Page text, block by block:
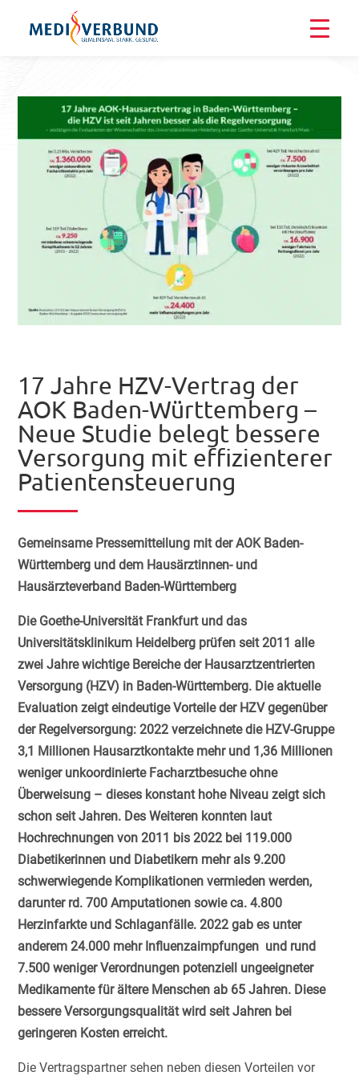
17 Jahre HZV-Vertrag der
AOK Baden-Württemberg –
Neue Studie belegt bessere
Versorgung mit effizienterer
Patientensteuerung
Gemeinsame Pressemitteilung mit der AOK Baden-
Württemberg und dem Hausärztinnen- und
Hausärzteverband Baden-Württemberg
Die Goethe-Universität Frankfurt und das
Universitätsklinikum Heidelberg prüfen seit 2011 alle
zwei Jahre wichtige Bereiche der Hausarztzentrierten
Versorgung (HZV) in Baden-Württemberg. Die aktuelle
Evaluation zeigt eindeutige Vorteile der HZV gegenüber
der Regelversorgung: 2022 verzeichnete die HZV-Gruppe
3,1 Millionen Hausarztkontakte mehr und 1,36 Millionen
weniger unkoordinierte Facharztbesuche ohne
Überweisung – dieses konstant hohe Niveau zeigt sich
schon seit Jahren. Des Weiteren konnten laut
Hochrechnungen von 2011 bis 2022 bei 119.000
Diabetikerinnen und Diabetikern mehr als 9.200
schwerwiegende Komplikationen vermieden werden,
darunter rd. 700 Amputationen sowie ca. 4.800
Herzinfarkte und Schlaganfälle. 2022 gab es unter
anderem 24.000 mehr Influenzaimpfungen und rund
7.500 weniger Verordnungen potenziell ungeeigneter
Medikamente für ältere Menschen ab 65 Jahren. Diese
bessere Versorgungsqualität wird seit Jahren bei
geringeren Kosten erreicht.
Die Vertragspartner sehen neben diesen Vorteilen vor